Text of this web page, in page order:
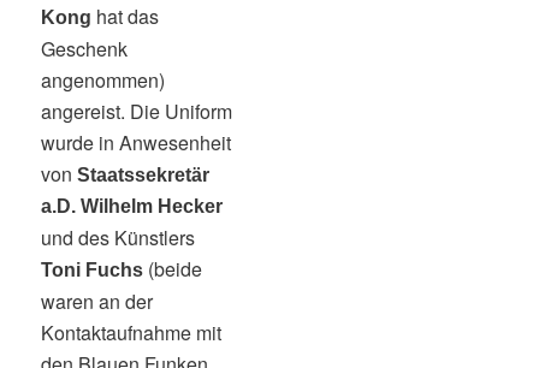
Kong hat das
Geschenk
angenommen)
angereist. Die Uniform
wurde in Anwesenheit
vonStaatssekretär
a.D. Wilhelm Hecker
und des Künstlers
Toni Fuchs (beide
waren an der
Kontaktaufnahme mit